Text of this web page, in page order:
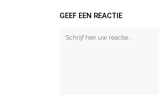
GEEF EEN REACTIE